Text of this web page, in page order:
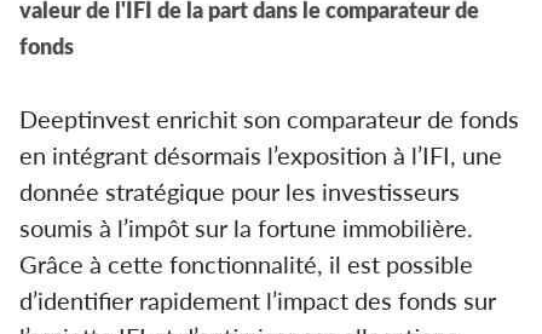
valeur de l'IFI de la part dans le comparateur de
fonds
Deeptinvest enrichit son comparateur de fonds
en intégrant désormais l’exposition à l’IFI, une
donnée stratégique pour les investisseurs
soumis à l’impôt sur la fortune immobilière.
Grâce à cette fonctionnalité, il est possible
d’identifier rapidement l’impact des fonds sur